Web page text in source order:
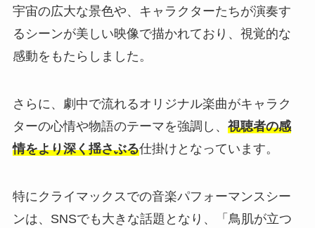
宇宙の広大な景色や、キャラクターたちが演奏す
るシーンが美しい映像で描かれており、視覚的な
感動をもたらしました。
さらに、劇中で流れるオリジナル楽曲がキャラク
ターの心情や物語のテーマを強調し、 視聴者の感
情をより深く揺さぶる仕掛けとなっています。
特にクライマックスでの音楽パフォーマンスシー
ンは、SNSでも大きな話題となり、「鳥肌が立つ